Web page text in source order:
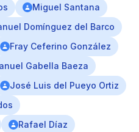
Miguel Santana
Domínguez del Barco
Fray Ceferino González
Gabella Baeza
José Luis del Pueyo Ortiz
Rafael Díaz